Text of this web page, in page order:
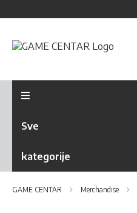
Sve
kategorije
GAME CENTAR Merchandise